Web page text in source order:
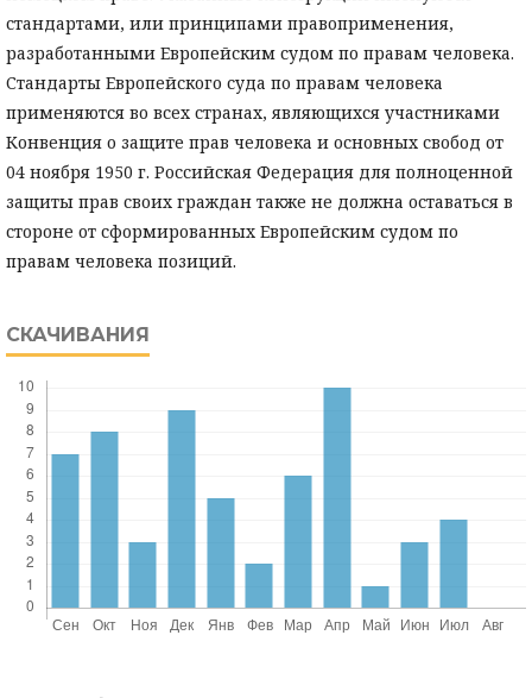
стандартами, или принципами правоприменения,
разработанными Европейским судом по правам человека.
Стандарты Европейского суда по правам человека
применяются во всех странах, являющихся участниками
Конвенция о защите прав человека и основных свобод от
04 ноября 1950 г. Российская Федерация для полноценной
защиты прав своих граждан также не должна оставаться в
стороне от сформированных Европейским судом по
правам человека позиций.
СКАЧИВАНИЯ